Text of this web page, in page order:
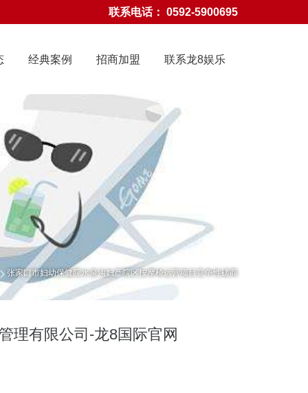
联系电话： 0592-5900695
联系龙8娱乐
招商加盟
经典案例
张家口市妇幼保健院水泉沟妇产院区按摩椅运营项目竞争性磋商
理有限公司-龙8国际官网